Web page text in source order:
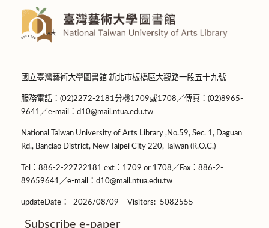
國立臺灣藝術大學圖書館 新北市板橋區大觀路一段五十九號
服務電話：(02)2272-2181分機1709或1708／傳真：(02)8965-
9641／e-mail：d10@mail.ntua.edu.tw
National Taiwan University of Arts Library ,No.59, Sec. 1, Daguan
Rd., Banciao District, New Taipei City 220, Taiwan (R.O.C.)
Tel：886-2-22722181 ext：1709 or 1708／Fax：886-2-
89659641／e-mail：d10@mail.ntua.edu.tw
updateDate： 2026/08/09 Visitors: 5082555
Subscribe e-paper